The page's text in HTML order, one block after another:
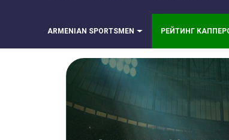
ARMENIAN SPORTSMEN РЕЙТИНГ